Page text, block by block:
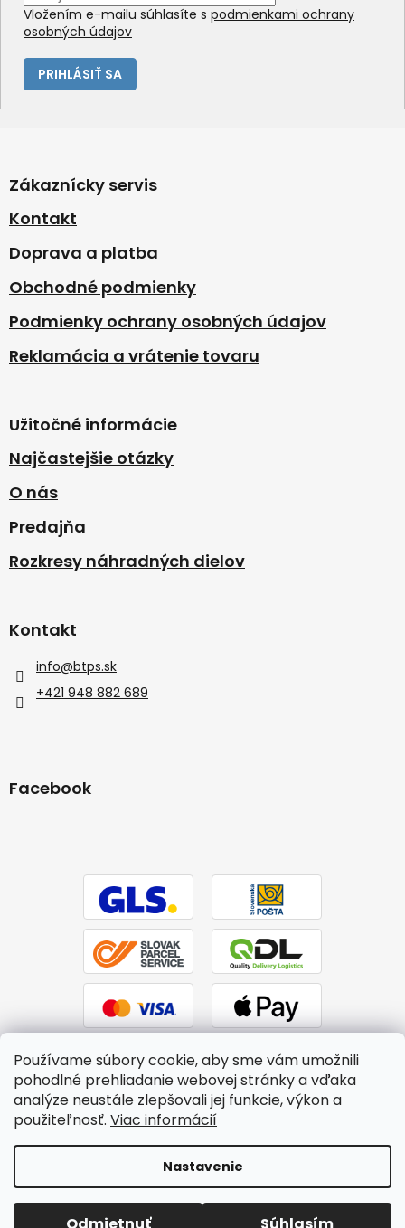
Používame súbory cookie, aby sme vám umožnili
pohodlné prehliadanie webovej stránky a vďaka
analýze neustále zlepšovali jej funkcie, výkon a
použiteľnosť. Viac informácií
Nastavenie
Vložením e-mailu súhlasíte s podmienkami ochrany
osobných údajov
PRIHLÁSIŤ SA
p
ä
e
Zákaznícky servis
Kontakt
Doprava a platba
Obchodné podmienky
Podmienky ochrany osobných údajov
Reklamácia a vrátenie tovaru
Užitočné informácie
Najčastejšie otázky
O nás
Predajňa
Rozkresy náhradných dielov
Kontakt
info@btps.sk
+421 948 882 689
Facebook
Copyright 2026BTPS.sk. Všetky práva vyhradené.Upraviť